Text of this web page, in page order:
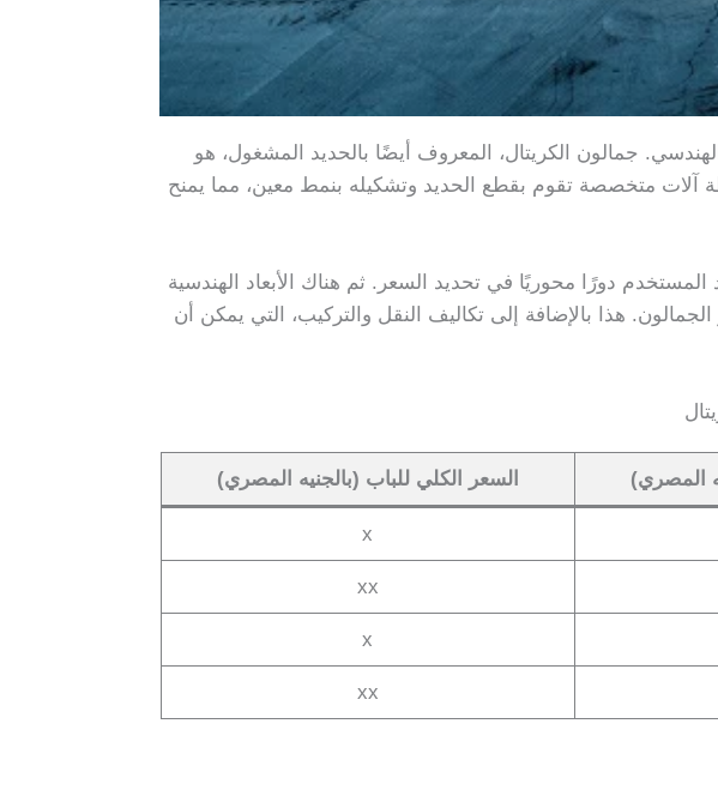
جمالون الكريتال، المعروف أيضًا بالحديد المشغول، هو
آلات متخصصة تقوم بقطع الحديد وتشكيله بنمط معين، مما يمنح
دورًا محوريًا في تحديد السعر. ثم هناك الأبعاد الهندسية
هذا بالإضافة إلى تكاليف النقل والتركيب، التي يمكن أن
المصري) السعر الكلي للباب (بالجنيه المصري)
x
xx
x
xx